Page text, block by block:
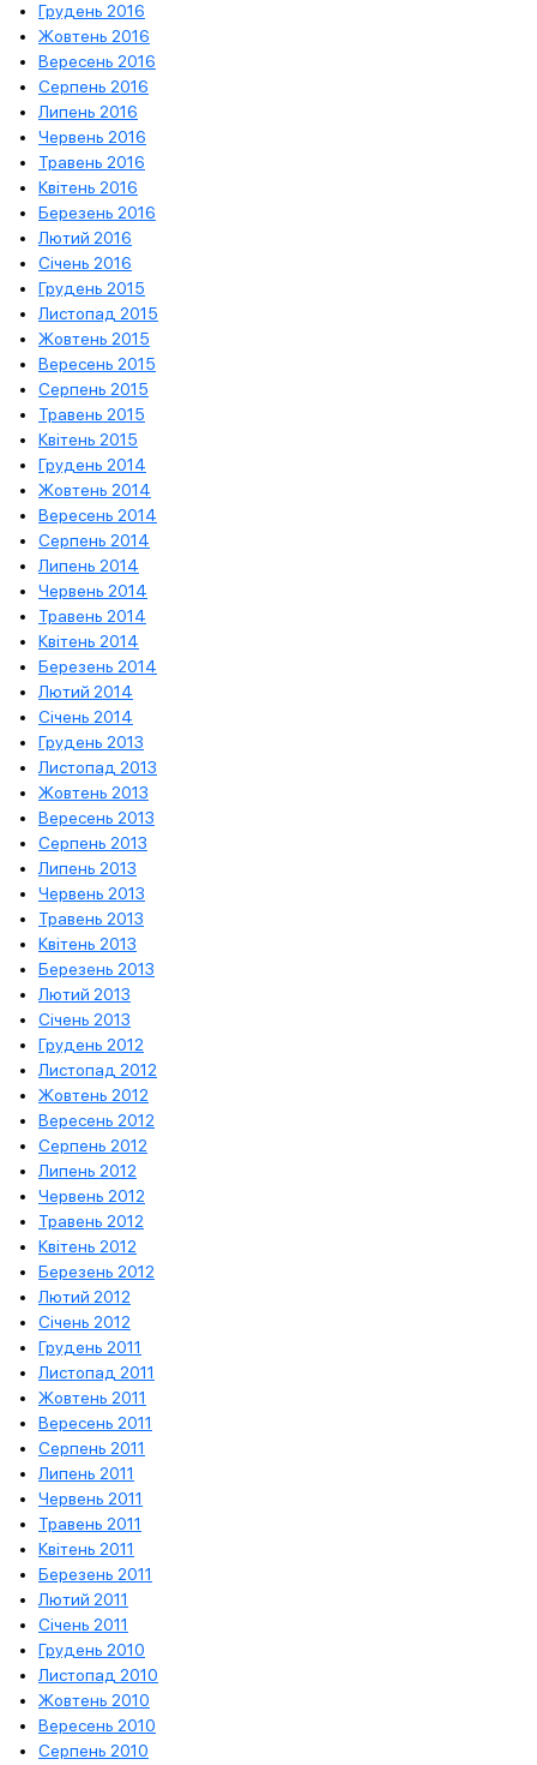
Грудень 2016
Жовтень 2016
Вересень 2016
Серпень 2016
Липень 2016
Червень 2016
Травень 2016
Квітень 2016
Березень 2016
Лютий 2016
Січень 2016
Грудень 2015
Листопад 2015
Жовтень 2015
Вересень 2015
Серпень 2015
Травень 2015
Квітень 2015
Грудень 2014
Жовтень 2014
Вересень 2014
Серпень 2014
Липень 2014
Червень 2014
Травень 2014
Квітень 2014
Березень 2014
Лютий 2014
Січень 2014
Грудень 2013
Листопад 2013
Жовтень 2013
Вересень 2013
Серпень 2013
Липень 2013
Червень 2013
Травень 2013
Квітень 2013
Березень 2013
Лютий 2013
Січень 2013
Грудень 2012
Листопад 2012
Жовтень 2012
Вересень 2012
Серпень 2012
Липень 2012
Червень 2012
Травень 2012
Квітень 2012
Березень 2012
Лютий 2012
Січень 2012
Грудень 2011
Листопад 2011
Жовтень 2011
Вересень 2011
Серпень 2011
Липень 2011
Червень 2011
Травень 2011
Квітень 2011
Березень 2011
Лютий 2011
Січень 2011
Грудень 2010
Листопад 2010
Жовтень 2010
Вересень 2010
Серпень 2010